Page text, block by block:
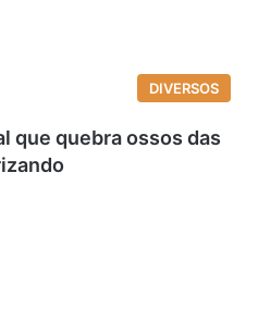
DIVERSOS
que quebra ossos das